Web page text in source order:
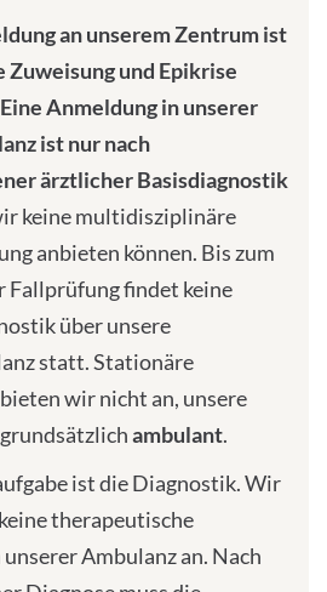
an unserem Zentrum ist
Zuweisung und Epikrise
Anmeldung in unserer
ist nur nach
ärztlicher Basisdiagnostik
keine multidisziplinäre
anbieten können. Bis zum
Fallprüfung findet keine
über unsere
statt. Stationäre
wir nicht an, unsere
ambulant.
ist die Diagnostik. Wir
therapeutische
Ambulanz an. Nach